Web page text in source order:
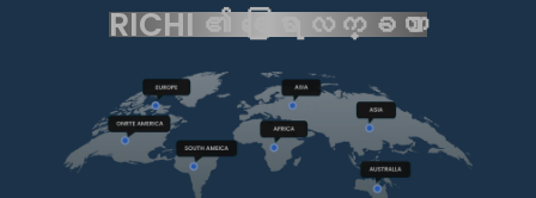
RICHI ၏ ခြေရာလက္ခဏာ